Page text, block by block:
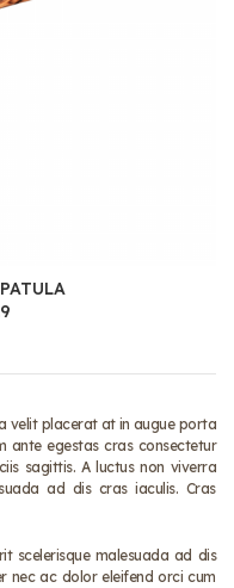
velit placerat at in augue porta
ante egestas cras consectetur
sagittis. A luctus non viverra
ad dis cras iaculis. Cras
scelerisque malesuada ad dis
nec ac dolor eleifend orci cum